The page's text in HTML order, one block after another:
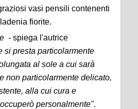
vasi pensili contenenti
fiorite.
- spiega l'autrice
si presta particolarmente
al sole a cui sarà
non particolarmente delicato,
alla cui cura e
personalmente".